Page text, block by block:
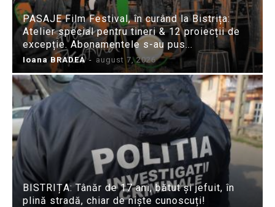
PASAJE Film Festival, în curând la Bistrița:
Atelier special pentru tineri & 12 proiecții de
excepție. Abonamentele s-au pus...
Ioana BRADEA - august 7, 2026
BISTRIȚA: Tânăr de 17 ani, bătut și jefuit, în
plină stradă, chiar de niște cunoscuți!